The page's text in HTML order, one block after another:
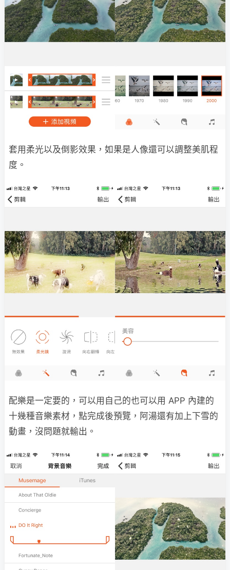
套用柔光以及倒影效果，如果是人像還可以調整美肌程
度。
配樂是一定要的，可以用自己的也可以用 APP 內建的
十幾種音樂素材，點完成後預覽，阿湯還有加上下雪的
動畫，沒問題就輸出。